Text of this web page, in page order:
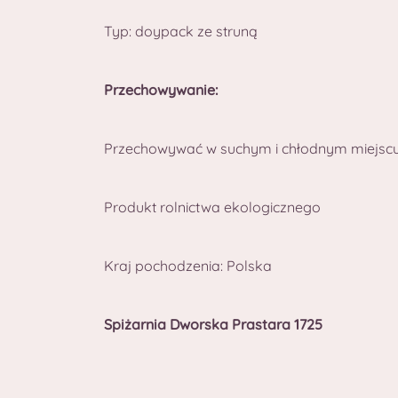
Typ: doypack ze struną
Przechowywanie:
Przechowywać w suchym i chłodnym
Produkt rolnictwa ekologicznego
Kraj pochodzenia: Polska
Spiżarnia Dworska Prastara 1725